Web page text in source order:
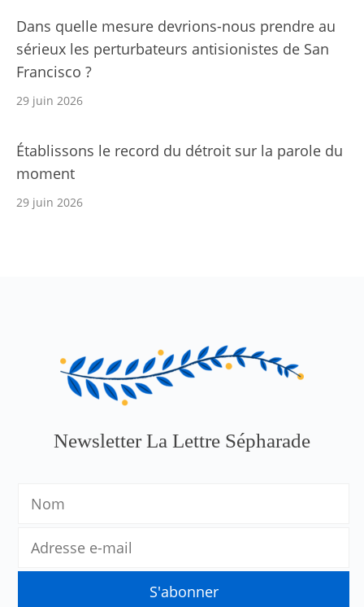
Dans quelle mesure devrions-nous prendre au
sérieux les perturbateurs antisionistes de San
Francisco ?
29 juin 2026
Établissons le record du détroit sur la parole du
moment
29 juin 2026
Newsletter La Lettre Sépharade